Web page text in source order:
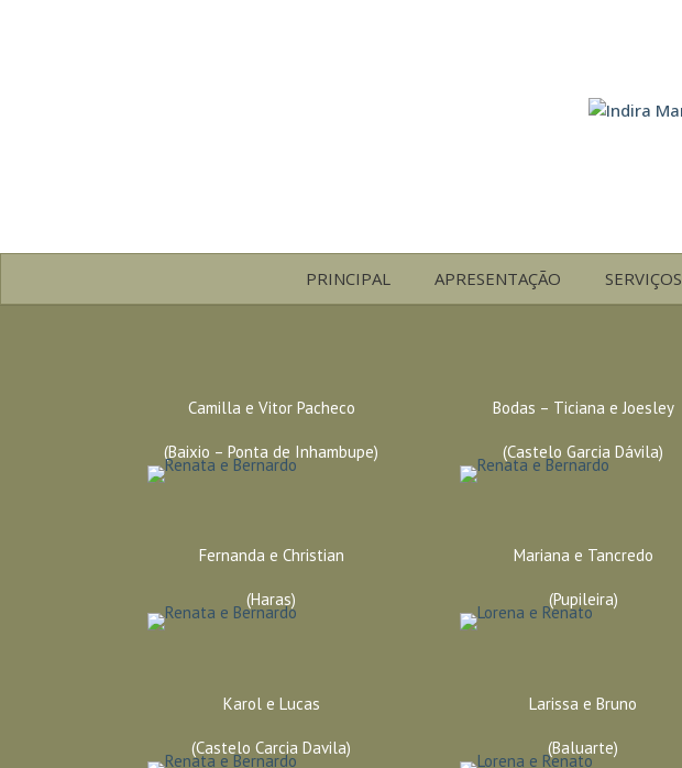
PRINCIPAL APRESENTAÇÃO SERVIÇOS
Camilla e Vitor Pacheco
(Baixio – Ponta de Inhambupe)
Bodas – Ticiana e Joesley
(Castelo Garcia Dávila)
Fernanda e Christian
(Haras)
Mariana e Tancredo
(Pupileira)
Karol e Lucas
(Castelo Carcia Davila)
Larissa e Bruno
(Baluarte)